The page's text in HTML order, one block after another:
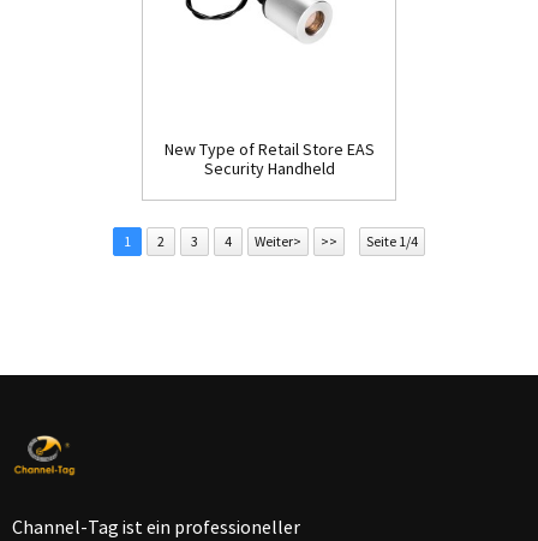
New Type of Retail Store EAS
Security Handheld
1 2 3 4 Weiter> >> Seite 1/4
Channel-Tag ist ein professioneller